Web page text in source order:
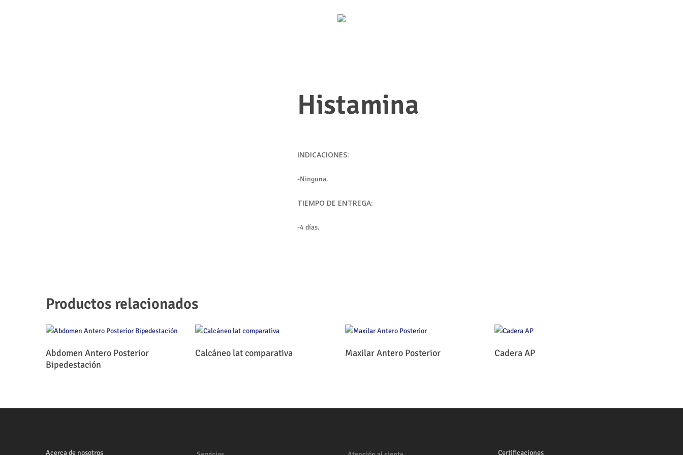
Histamina
INDICACIONES:
-Ninguna.
TIEMPO DE ENTREGA:
-4 días.
Productos relacionados
Leer Más
Abdomen Antero Posterior
Bipedestación
Leer Más
Calcáneo lat comparativa Leer Más
Maxilar Antero Posterior Cadera AP
Acerca de nosotros Certificaciones